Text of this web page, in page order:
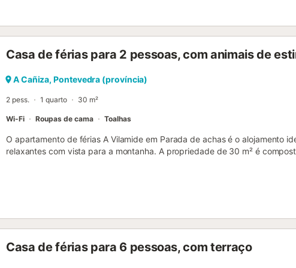
desfrutar da natureza com total privacidade. Castanheiros, eucaliptos,
Casa de férias para 2 pessoas, com animais de
A Cañiza, Pontevedra (província)
2 pess. 1 quarto 30 m²
Wi-Fi Roupas de cama Toalhas
O apartamento de férias A Vilamide em Parada de achas é o alojamento
relaxantes com vista para a montanha. A propriedade de 30 m² é
alojamento está localizado numa área rural, a uma curta distância a pé
Casa de férias para 6 pessoas, com terraço